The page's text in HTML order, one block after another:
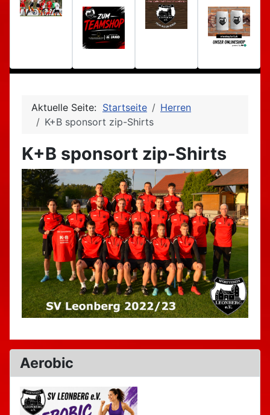
Aktuelle Seite: Startseite
Herren
K+B sponsort zip-Shirts
K+B sponsort zip-Shirts
Aerobic